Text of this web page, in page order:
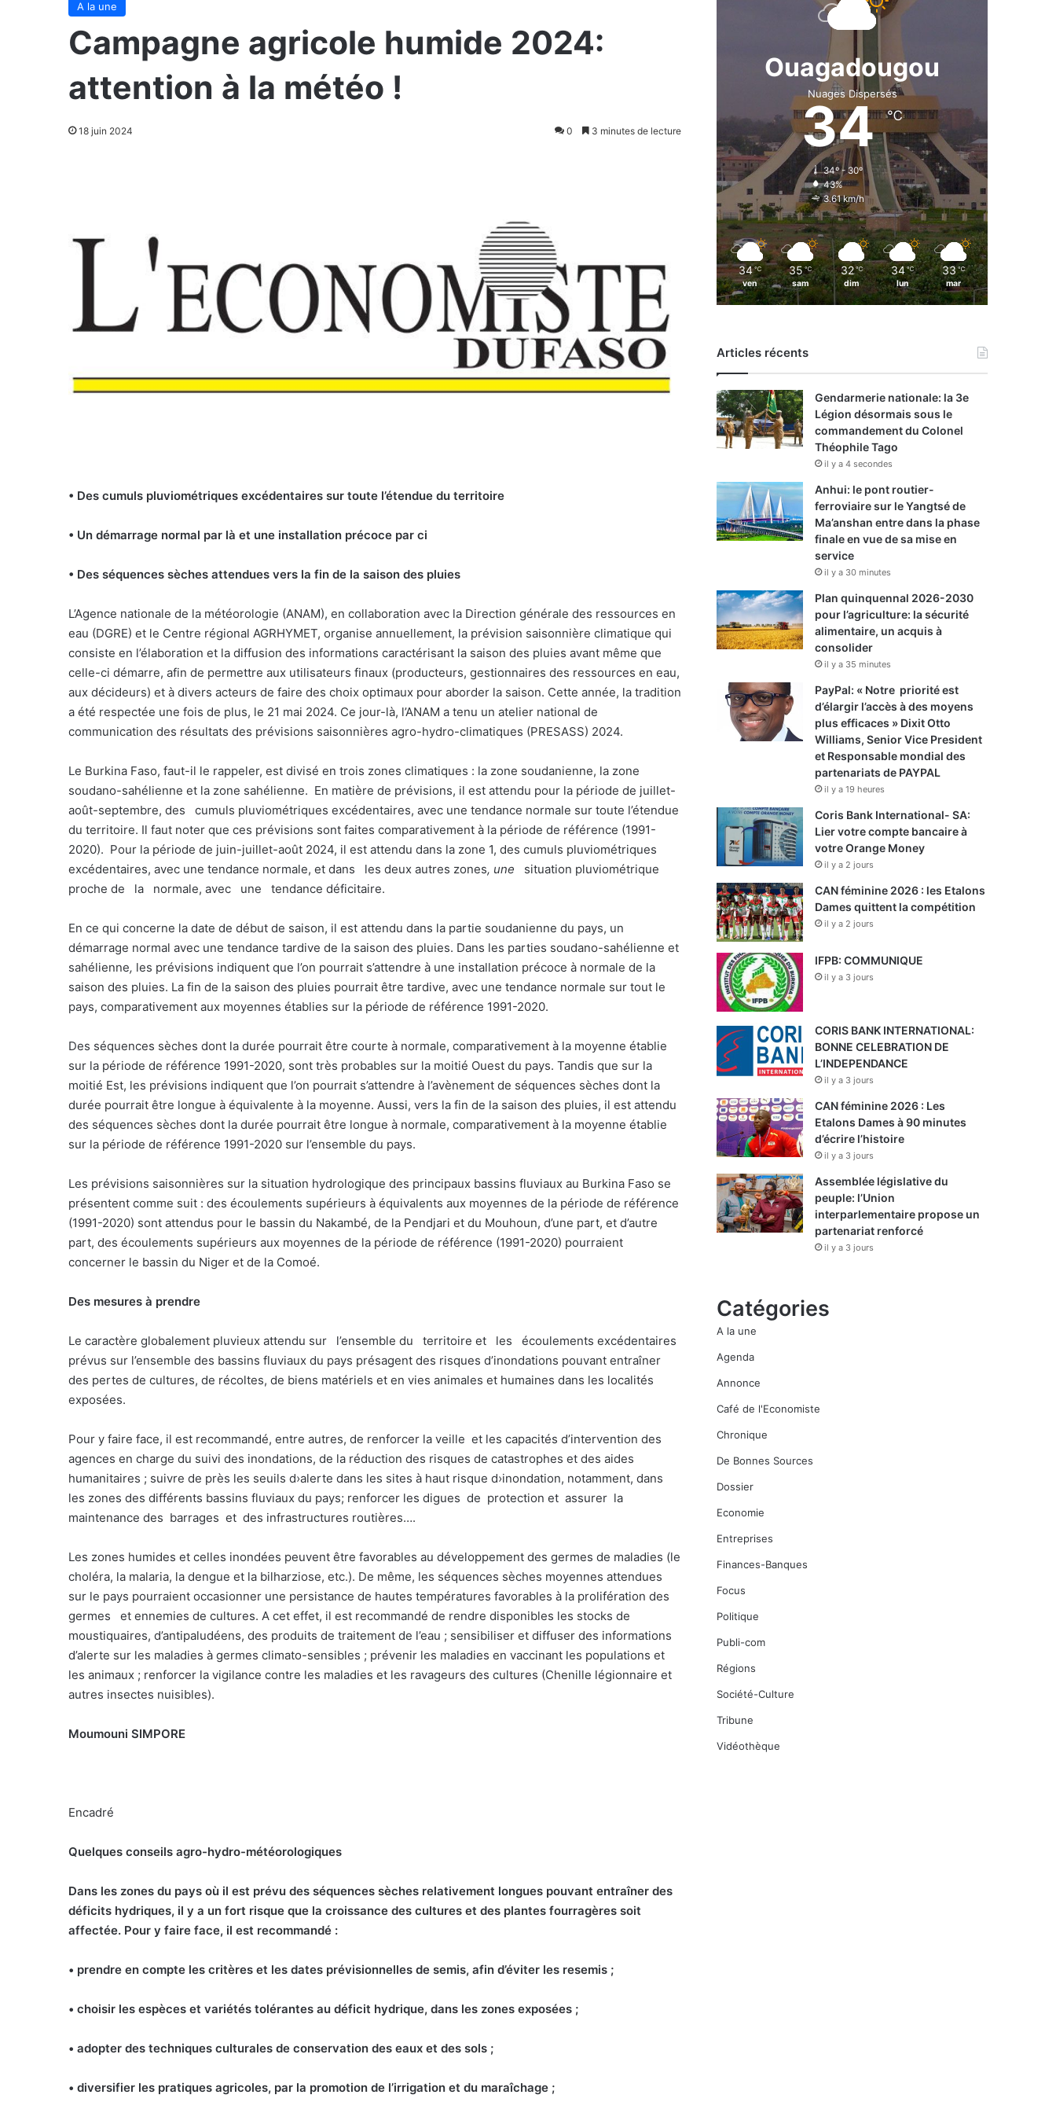
A la une
Campagne agricole humide 2024:
attention à la météo !
18 juin 2024 0 3 minutes de lecture
• Des cumuls pluviométriques excédentaires sur toute l’étendue du territoire
• Un démarrage normal par là et une installation précoce par ci
• Des séquences sèches attendues vers la fin de la saison des pluies
L’Agence nationale de la météorologie (ANAM), en collaboration avec la Direction générale des ressources en
eau (DGRE) et le Centre régional AGRHYMET, organise annuellement, la prévision saisonnière climatique qui
consiste en l’élaboration et la diffusion des informations caractérisant la saison des pluies avant même que
celle-ci démarre, afin de permettre aux utilisateurs finaux (producteurs, gestionnaires des ressources en eau,
aux décideurs) et à divers acteurs de faire des choix optimaux pour aborder la saison. Cette année, la tradition
a été respectée une fois de plus, le 21 mai 2024. Ce jour-là, l’ANAM a tenu un atelier national de
communication des résultats des prévisions saisonnières agro-hydro-climatiques (PRESASS) 2024.
Le Burkina Faso, faut-il le rappeler, est divisé en trois zones climatiques : la zone soudanienne, la zone
soudano-sahélienne et la zone sahélienne. En matière de prévisions, il est attendu pour la période de juillet-
août-septembre, des
cumuls pluviométriques excédentaires, avec une tendance normale sur toute l’étendue
du territoire. Il faut noter que ces prévisions sont faites comparativement à la période de référence (1991-
2020). Pour la période de juin-juillet-août 2024, il est attendu dans la zone 1, des cumuls pluviométriques
excédentaires, avec une tendance normale, et dans
les deux autres zones, une
situation pluviométrique
proche de
la normale, avec une tendance déficitaire.
En ce qui concerne la date de début de saison, il est attendu dans la partie soudanienne du pays, un
démarrage normal avec une tendance tardive de la saison des pluies. Dans les parties soudano-sahélienne et
sahélienne, les prévisions indiquent que l’on pourrait s’attendre à une installation précoce à normale de la
saison des pluies. La fin de la saison des pluies pourrait être tardive, avec une tendance normale sur tout le
pays, comparativement aux moyennes établies sur la période de référence 1991-2020.
Des séquences sèches dont la durée pourrait être courte à normale, comparativement à la moyenne établie
sur la période de référence 1991-2020, sont très probables sur la moitié Ouest du pays. Tandis que sur la
moitié Est, les prévisions indiquent que l’on pourrait s’attendre à l’avènement de séquences sèches dont la
durée pourrait être longue à équivalente à la moyenne. Aussi, vers la fin de la saison des pluies, il est attendu
des séquences sèches dont la durée pourrait être longue à normale, comparativement à la moyenne établie
sur la période de référence 1991-2020 sur l’ensemble du pays.
Les prévisions saisonnières sur la situation hydrologique des principaux bassins fluviaux au Burkina Faso se
présentent comme suit : des écoulements supérieurs à équivalents aux moyennes de la période de référence
(1991-2020) sont attendus pour le bassin du Nakambé, de la Pendjari et du Mouhoun, d’une part, et d’autre
part, des écoulements supérieurs aux moyennes de la période de référence (1991-2020) pourraient
concerner le bassin du Niger et de la Comoé.
Des mesures à prendre
Le caractère globalement pluvieux attendu sur l’ensemble du territoire et les
écoulements excédentaires
prévus sur l’ensemble des bassins fluviaux du pays présagent des risques d’inondations pouvant entraîner
des pertes de cultures, de récoltes, de biens matériels et en vies animales et humaines dans les localités
exposées.
Pour y faire face, il est recommandé, entre autres, de renforcer la veille et les capacités d’intervention des
agences en charge du suivi des inondations, de la réduction des risques de catastrophes et des aides
humanitaires ; suivre de près les seuils d›alerte dans les sites à haut risque d›inondation, notamment, dans
les zones des différents bassins fluviaux du pays; renforcer les digues de protection et assurer la
maintenance des barrages et des infrastructures routières….
Les zones humides et celles inondées peuvent être favorables au développement des germes de maladies (le
choléra, la malaria, la dengue et la bilharziose, etc.). De même, les séquences sèches moyennes attendues
sur le pays pourraient occasionner une persistance de hautes températures favorables à la prolifération des
germes
et ennemies de cultures. A cet effet, il est recommandé de rendre disponibles les stocks de
moustiquaires, d’antipaludéens, des produits de traitement de l’eau ; sensibiliser et diffuser des informations
d’alerte sur les maladies à germes climato-sensibles ; prévenir les maladies en vaccinant les populations et
les animaux ; renforcer la vigilance contre les maladies et les ravageurs des cultures (Chenille légionnaire et
autres insectes nuisibles).
Moumouni SIMPORE
Encadré
Quelques conseils agro-hydro-météorologiques
Dans les zones du pays où il est prévu des séquences sèches relativement longues pouvant entraîner des
déficits hydriques, il y a un fort risque que la croissance des cultures et des plantes fourragères soit
affectée. Pour y faire face, il est recommandé :
• prendre en compte les critères et les dates prévisionnelles de semis, afin d’éviter les resemis ;
• choisir les espèces et variétés tolérantes au déficit hydrique, dans les zones exposées ;
• adopter des techniques culturales de conservation des eaux et des sols ;
• diversifier les pratiques agricoles, par la promotion de l’irrigation et du maraîchage ;
Ouagadougou
Nuages Dispersés
34℃
34º - 30º
43%
3.61 km/h
34 ℃
ven
35 ℃
sam
32 ℃
dim
34 ℃
lun
33 ℃
mar
Articles récents
Gendarmerie nationale: la 3e
Légion désormais sous le
commandement du Colonel
Théophile Tago
il y a 4 secondes
Anhui: le pont routier-
ferroviaire sur le Yangtsé de
Ma’anshan entre dans la phase
finale en vue de sa mise en
service
il y a 30 minutes
Plan quinquennal 2026-2030
pour l’agriculture: la sécurité
alimentaire, un acquis à
consolider
il y a 35 minutes
PayPal: « Notre priorité est
d’élargir l’accès à des moyens
plus efficaces » Dixit Otto
Williams, Senior Vice President
et Responsable mondial des
partenariats de PAYPAL
il y a 19 heures
Coris Bank International- SA:
Lier votre compte bancaire à
votre Orange Money
il y a 2 jours
CAN féminine 2026 : les Etalons
Dames quittent la compétition
il y a 2 jours
IFPB: COMMUNIQUE
il y a 3 jours
CORIS BANK INTERNATIONAL:
BONNE CELEBRATION DE
L’INDEPENDANCE
il y a 3 jours
CAN féminine 2026 : Les
Etalons Dames à 90 minutes
d’écrire l’histoire
il y a 3 jours
Assemblée législative du
peuple: l’Union
interparlementaire propose un
partenariat renforcé
il y a 3 jours
Catégories
A la une
Agenda
Annonce
Café de l'Economiste
Chronique
De Bonnes Sources
Dossier
Economie
Entreprises
Finances-Banques
Focus
Politique
Publi-com
Régions
Société-Culture
Tribune
Vidéothèque